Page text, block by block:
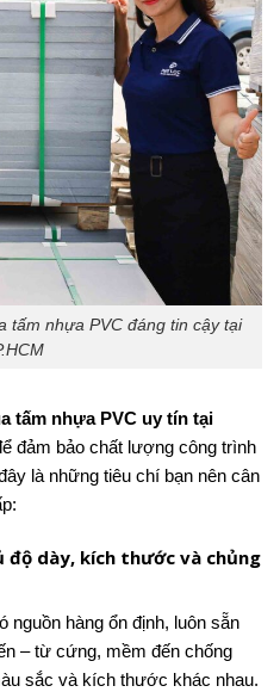
tấm nhựa PVC đáng tin cậy tại
tấm nhựa PVC uy tín tại
đảm bảo chất lượng công trình
là những tiêu chí bạn nên cân
độ dày, kích thước và chủng
nguồn hàng ổn định, luôn sẵn
– từ cứng, mềm đến chống
sắc và kích thước khác nhau.